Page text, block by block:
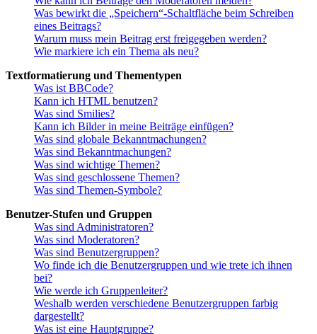
Was bewirkt die „Speichern“-Schaltfläche beim Schreiben
eines Beitrags?
Warum muss mein Beitrag erst freigegeben werden?
Wie markiere ich ein Thema als neu?
Textformatierung und Thementypen
Was ist BBCode?
Kann ich HTML benutzen?
Was sind Smilies?
Kann ich Bilder in meine Beiträge einfügen?
Was sind globale Bekanntmachungen?
Was sind Bekanntmachungen?
Was sind wichtige Themen?
Was sind geschlossene Themen?
Was sind Themen-Symbole?
Benutzer-Stufen und Gruppen
Was sind Administratoren?
Was sind Moderatoren?
Was sind Benutzergruppen?
Wo finde ich die Benutzergruppen und wie trete ich ihnen
bei?
Wie werde ich Gruppenleiter?
Weshalb werden verschiedene Benutzergruppen farbig
dargestellt?
Was ist eine Hauptgruppe?